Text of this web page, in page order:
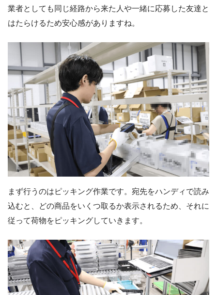
業者としても同じ経路から来た人や一緒に応募した友達と
はたらけるため安心感がありますね。
まず行うのはピッキング作業です。宛先をハンディで読み
込むと、どの商品をいくつ取るか表示されるため、それに
従って荷物をピッキングしていきます。